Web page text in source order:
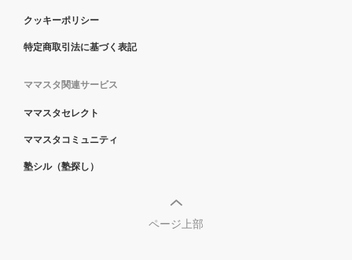
クッキーポリシー
特定商取引法に基づく表記
ママスタ関連サービス
ママスタセレクト
ママスタコミュニティ
塾シル（塾探し）
ページ上部